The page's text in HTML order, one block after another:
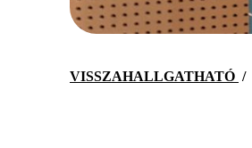
VISSZAHALLGATHATÓ /